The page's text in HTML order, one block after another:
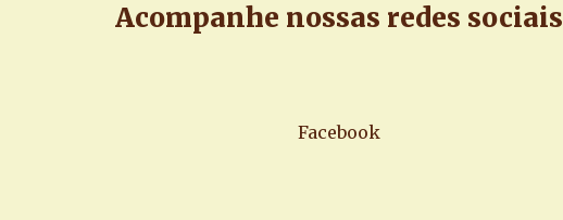
Acompanhe nossas redes sociais
Facebook